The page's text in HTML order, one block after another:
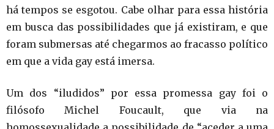
há tempos se esgotou. Cabe olhar para essa história
em busca das possibilidades que já existiram, e que
foram submersas até chegarmos ao fracasso político
em que a vida gay está imersa.
Um dos “iludidos” por essa promessa gay foi o
filósofo Michel Foucault, que via na